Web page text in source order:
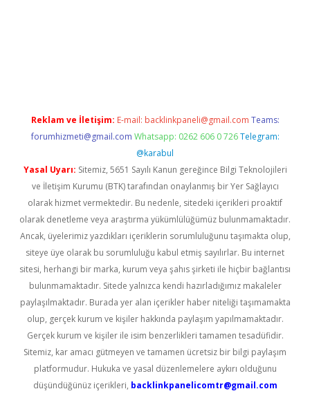
Reklam ve İletişim: E-mail: backlinkpaneli@gmail.com Teams:
forumhizmeti@gmail.com Whatsapp: 0262 606 0 726 Telegram:
@karabul
Yasal Uyarı: Sitemiz, 5651 Sayılı Kanun gereğince Bilgi Teknolojileri
ve İletişim Kurumu (BTK) tarafından onaylanmış bir Yer Sağlayıcı
olarak hizmet vermektedir. Bu nedenle, sitedeki içerikleri proaktif
olarak denetleme veya araştırma yükümlülüğümüz bulunmamaktadır.
Ancak, üyelerimiz yazdıkları içeriklerin sorumluluğunu taşımakta olup,
siteye üye olarak bu sorumluluğu kabul etmiş sayılırlar. Bu internet
sitesi, herhangi bir marka, kurum veya şahıs şirketi ile hiçbir bağlantısı
bulunmamaktadır. Sitede yalnızca kendi hazırladığımız makaleler
paylaşılmaktadır. Burada yer alan içerikler haber niteliği taşımamakta
olup, gerçek kurum ve kişiler hakkında paylaşım yapılmamaktadır.
Gerçek kurum ve kişiler ile isim benzerlikleri tamamen tesadüfidir.
Sitemiz, kar amacı gütmeyen ve tamamen ücretsiz bir bilgi paylaşım
platformudur. Hukuka ve yasal düzenlemelere aykırı olduğunu
düşündüğünüz içerikleri, backlinkpanelicomtr@gmail.com